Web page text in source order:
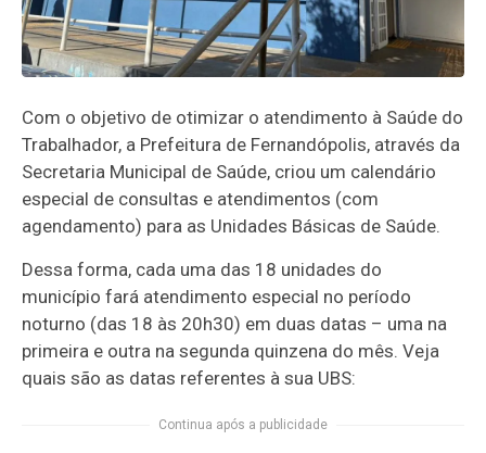
Com o objetivo de otimizar o atendimento à Saúde do
Trabalhador, a Prefeitura de Fernandópolis, através da
Secretaria Municipal de Saúde, criou um calendário
especial de consultas e atendimentos (com
agendamento) para as Unidades Básicas de Saúde.
Dessa forma, cada uma das 18 unidades do
município fará atendimento especial no período
noturno (das 18 às 20h30) em duas datas – uma na
primeira e outra na segunda quinzena do mês. Veja
quais são as datas referentes à sua UBS:
Continua após a publicidade